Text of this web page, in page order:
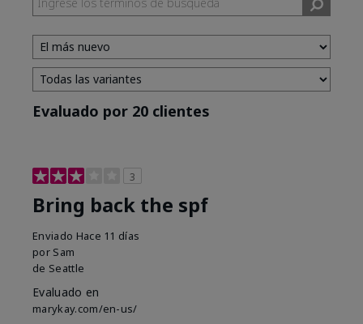
Evaluado por 20 clientes
3
Bring back the spf
Enviado Hace 11 días
por Sam
de Seattle
Evaluado en
marykay.com/en-us/